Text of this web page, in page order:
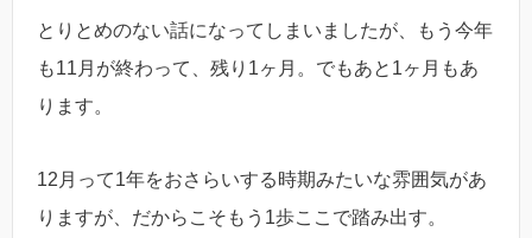
とりとめのない話になってしまいましたが、もう今年
も11月が終わって、残り1ヶ月。でもあと1ヶ月もあ
ります。
12月って1年をおさらいする時期みたいな雰囲気があ
りますが、だからこそもう1歩ここで踏み出す。